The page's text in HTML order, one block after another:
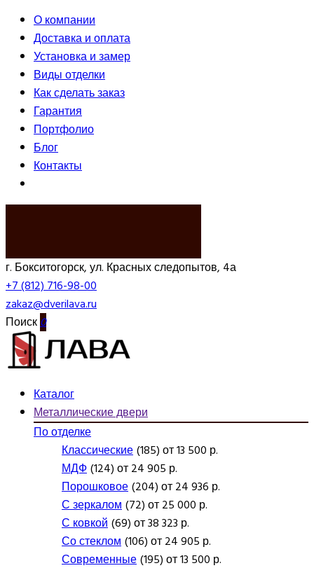
О компании
Доставка и оплата
Установка и замер
Виды отделки
Как сделать заказ
Гарантия
Портфолио
Блог
Контакты
г. Бокситогорск, ул. Красных следопытов, 4а
+7 (812) 716-98-00
zakaz@dverilava.ru
Поиск0
Каталог
Металлические двери
По отделке
Классические(185) от 13 500 р.
МДФ(124) от 24 905 р.
Порошковое(204) от 24 936 р.
С зеркалом(72) от 25 000 р.
С ковкой(69) от 38 323 р.
Со стеклом(106) от 24 905 р.
Современные(195) от 13 500 р.